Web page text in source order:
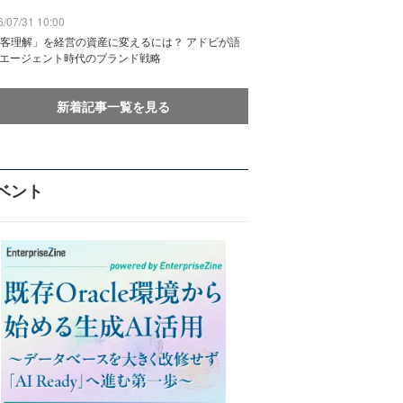
07/31 10:00
客理解」を経営の資産に変えるには？ アドビが語
ージェント時代のブランド戦略
新着記事一覧を見る
ント